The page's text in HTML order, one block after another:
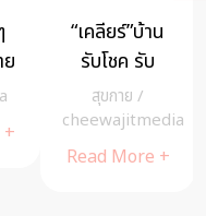
“เคลียร์”บ้าน
รับโชค รับ
สุขภาพดี ปีหมู
ด้วย Pipper
Standard
สุขกาย /
cheewajitmedia
Read More +